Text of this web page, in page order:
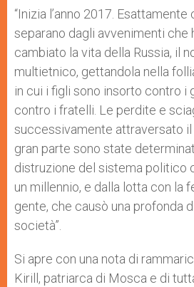
p
p
g
e
r
o
k
r
“Inizia l’anno 2017.
separano dagli avvenimenti che
cambiato la vita della Russia, il
multietnico, gettandola nella
in cui i figli sono insorto contro i
contro i fratelli. Le perdite e
successivamente attraversato
gran parte sono state
distruzione del sistema politico
un millennio, e dalla lotta con la
gente, che causò una profonda
società”.
Si apre con una nota di
Kirill, patriarca di Mosca e di